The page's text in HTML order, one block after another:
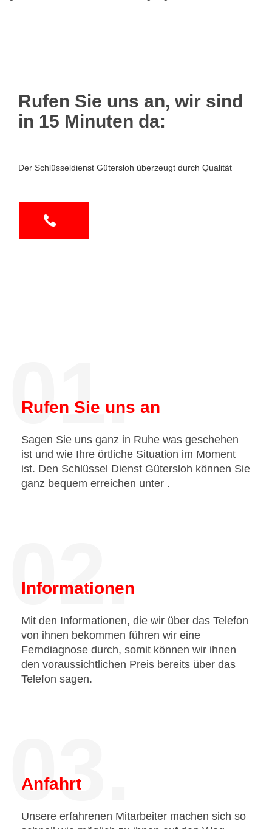
Rufen Sie uns an, wir sind
in 15 Minuten da:
Der Schlüsseldienst Gütersloh überzeugt durch Qualität
01.
Rufen Sie uns an
Sagen Sie uns ganz in Ruhe was geschehen
ist und wie Ihre örtliche Situation im Moment
ist. Den Schlüssel Dienst Gütersloh können Sie
ganz bequem erreichen unter .
02.
Informationen
Mit den Informationen, die wir über das Telefon
von ihnen bekommen führen wir eine
Ferndiagnose durch, somit können wir ihnen
den voraussichtlichen Preis bereits über das
Telefon sagen.
03.
Anfahrt
Unsere erfahrenen Mitarbeiter machen sich so